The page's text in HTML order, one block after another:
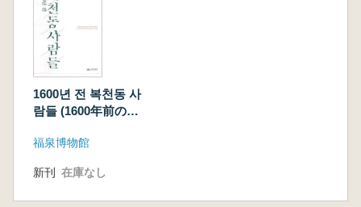
1600년 전 복천동 사
람들 (1600年前の福
福泉博物館
新刊 在庫なし